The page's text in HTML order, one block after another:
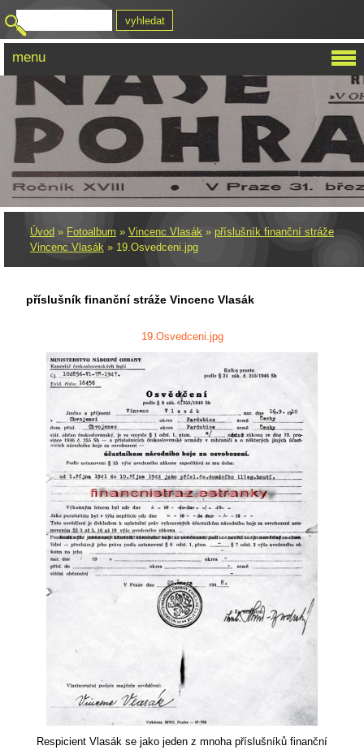
Úvod » Fotoalbum » Vincenc Vlasák » příslušník finanční stráže
Vincenc Vlasák » 19.Osvedceni.jpg
příslušník finanční stráže Vincenc Vlasák
19.Osvedceni.jpg
Respicient Vlasák se jako jeden z mnoha příslušníků finanční
menu